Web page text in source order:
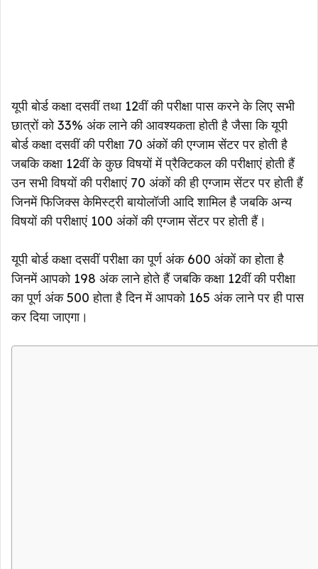
यूपी बोर्ड कक्षा दसवीं तथा 12वीं की परीक्षा पास करने के लिए सभी
छात्रों को 33% अंक लाने की आवश्यकता होती है जैसा कि यूपी
बोर्ड कक्षा दसवीं की परीक्षा 70 अंकों की एग्जाम सेंटर पर होती है
जबकि कक्षा 12वीं के कुछ विषयों में प्रैक्टिकल की परीक्षाएं होती हैं
उन सभी विषयों की परीक्षाएं 70 अंकों की ही एग्जाम सेंटर पर होती हैं
जिनमें फिजिक्स केमिस्ट्री बायोलॉजी आदि शामिल है जबकि अन्य
विषयों की परीक्षाएं 100 अंकों की एग्जाम सेंटर पर होती हैं।
यूपी बोर्ड कक्षा दसवीं परीक्षा का पूर्ण अंक 600 अंकों का होता है
जिनमें आपको 198 अंक लाने होते हैं जबकि कक्षा 12वीं की परीक्षा
का पूर्ण अंक 500 होता है दिन में आपको 165 अंक लाने पर ही पास
कर दिया जाएगा।